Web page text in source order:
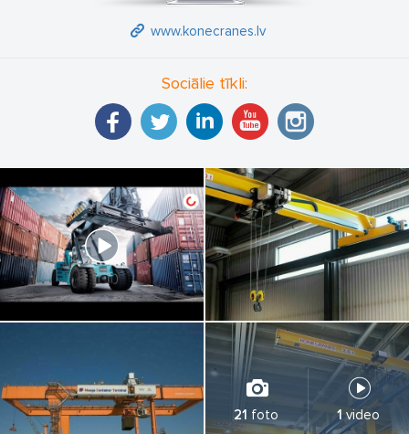
www.konecranes.lv
Sociālie tīkli:
21 foto 1 video